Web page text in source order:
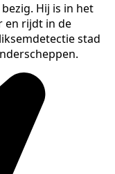
Hij is in het
en rijdt in de
stad